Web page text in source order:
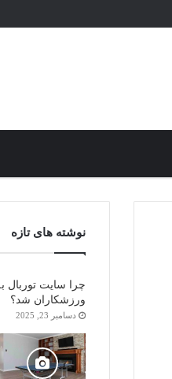
نوشته های تازه
چرا سایت توربال
ورزشکاران شد؟
دسامبر 23, 2025